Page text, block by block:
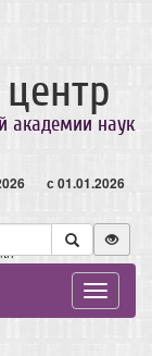
академии наук
с 01.01.2026
Toggle